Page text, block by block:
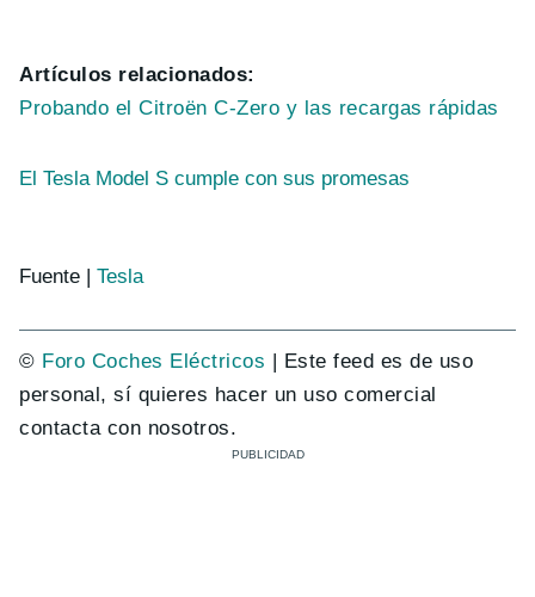
Artículos relacionados:
Probando el Citroën C-Zero y las recargas rápidas
El Tesla Model S cumple con sus promesas
Fuente | Tesla
© Foro Coches Eléctricos | Este feed es de uso
personal, sí quieres hacer un uso comercial
contacta con nosotros.